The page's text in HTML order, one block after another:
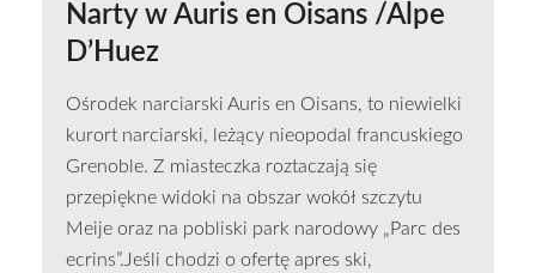
Narty w Auris en Oisans /Alpe
D’Huez
Ośrodek narciarski Auris en Oisans, to niewielki
kurort narciarski, leżący nieopodal francuskiego
Grenoble. Z miasteczka roztaczają się
przepiękne widoki na obszar wokół szczytu
Meije oraz na pobliski park narodowy „Parc des
ecrins”.Jeśli chodzi o ofertę apres ski,